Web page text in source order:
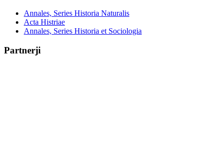
Annales, Series Historia Naturalis
Acta Histriae
Annales, Series Historia et Sociologia
Partnerji